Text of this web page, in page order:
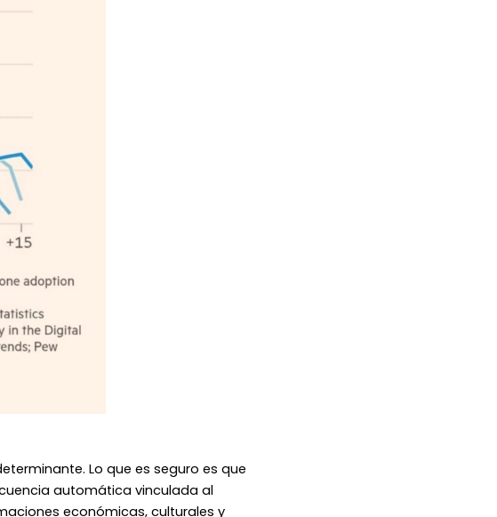
Lo que es seguro es que
automática vinculada al
económicas, culturales y